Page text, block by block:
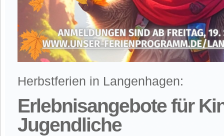
Herbstferien in Langenhagen:
Erlebnisangebote für
Jugendliche